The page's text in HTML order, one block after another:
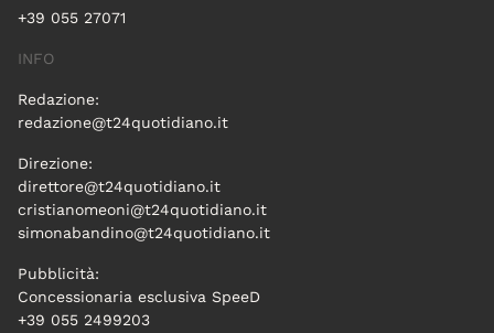
+39 055 27071
INFO
Redazione:
redazione@t24quotidiano.it
Direzione:
direttore@t24quotidiano.it
cristianomeoni@t24quotidiano.it
simonabandino@t24quotidiano.it
Pubblicità:
Concessionaria esclusiva SpeeD
+39 055 2499203